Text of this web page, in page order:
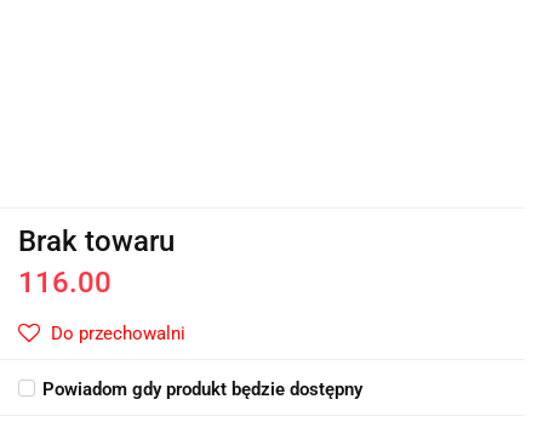
Brak towaru
116.00
Do przechowalni
Powiadom gdy produkt będzie dostępny